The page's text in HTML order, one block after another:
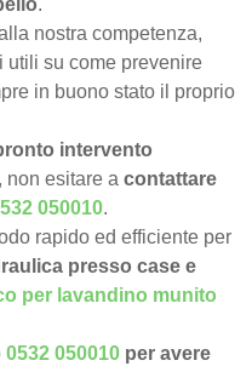
.
nostra competenza,
utili su come prevenire
in buono stato il proprio
intervento
, non esitare acontattare
050010.
rapido ed efficiente per
presso case e
per lavandino munito
0532 050010 per avere